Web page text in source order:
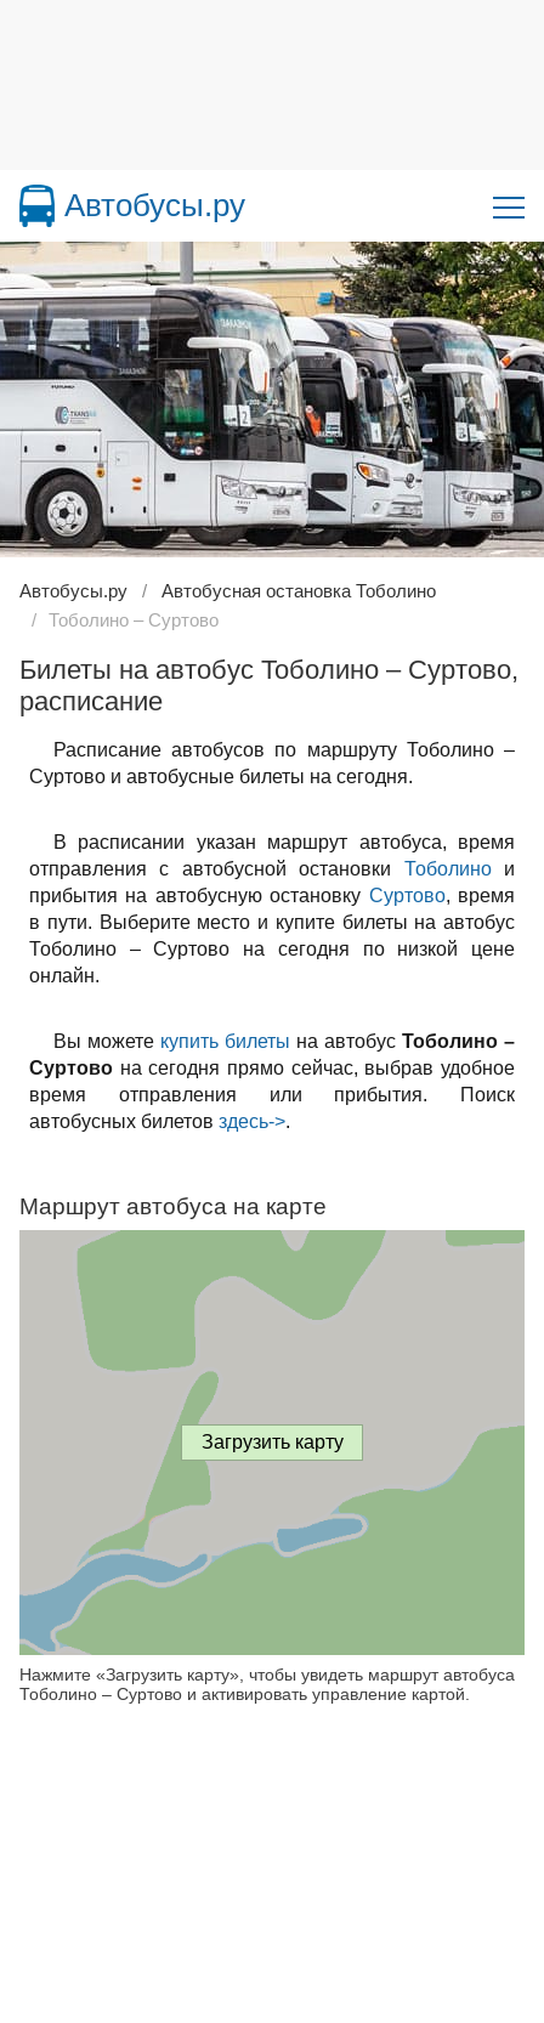
Автобусы.ру
Автобусы.ру
Автобусная остановка Тоболино
Тоболино – Суртово
Билеты на автобус Тоболино – Суртово,
расписание
Расписание автобусов по маршруту Тоболино –
Суртово и автобусные билеты на сегодня.
В расписании указан маршрут автобуса, время
отправления с автобусной остановки Тоболинои
прибытия на автобусную остановку Суртово, время
в пути. Выберите место и купите билеты на автобус
Тоболино – Суртово на сегодня по низкой цене
онлайн.
Вы можете купить билеты на автобус Тоболино –
Суртово на сегодня прямо сейчас, выбрав удобное
время отправления или прибытия. Поиск
автобусных билетов здесь->.
Маршрут автобуса на карте
Загрузить карту
Нажмите «Загрузить карту», чтобы увидеть маршрут автобуса
Тоболино – Суртово и активировать управление картой.